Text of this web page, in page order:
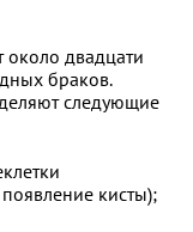
двадцати
браков.
следующие
кисты);